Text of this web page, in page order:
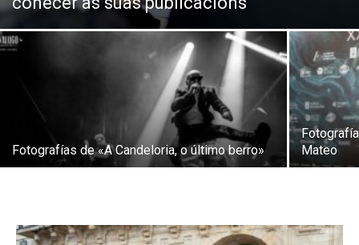
Fotografías de «A Candeloria, o último berro»
Mateo